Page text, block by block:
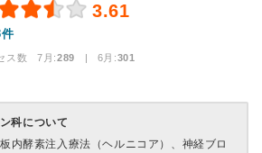
3.61
ス数 7月:289 | 6月:301
科について
内酵素注入療法（ヘルニコア）、神経ブロ